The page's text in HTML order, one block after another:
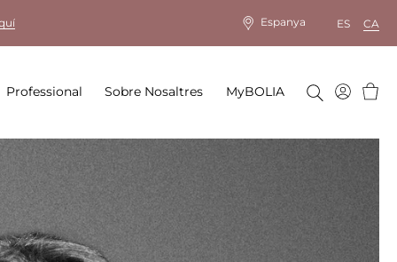
Espanya ES CA
Professional Sobre Nosaltres MyBOLIA